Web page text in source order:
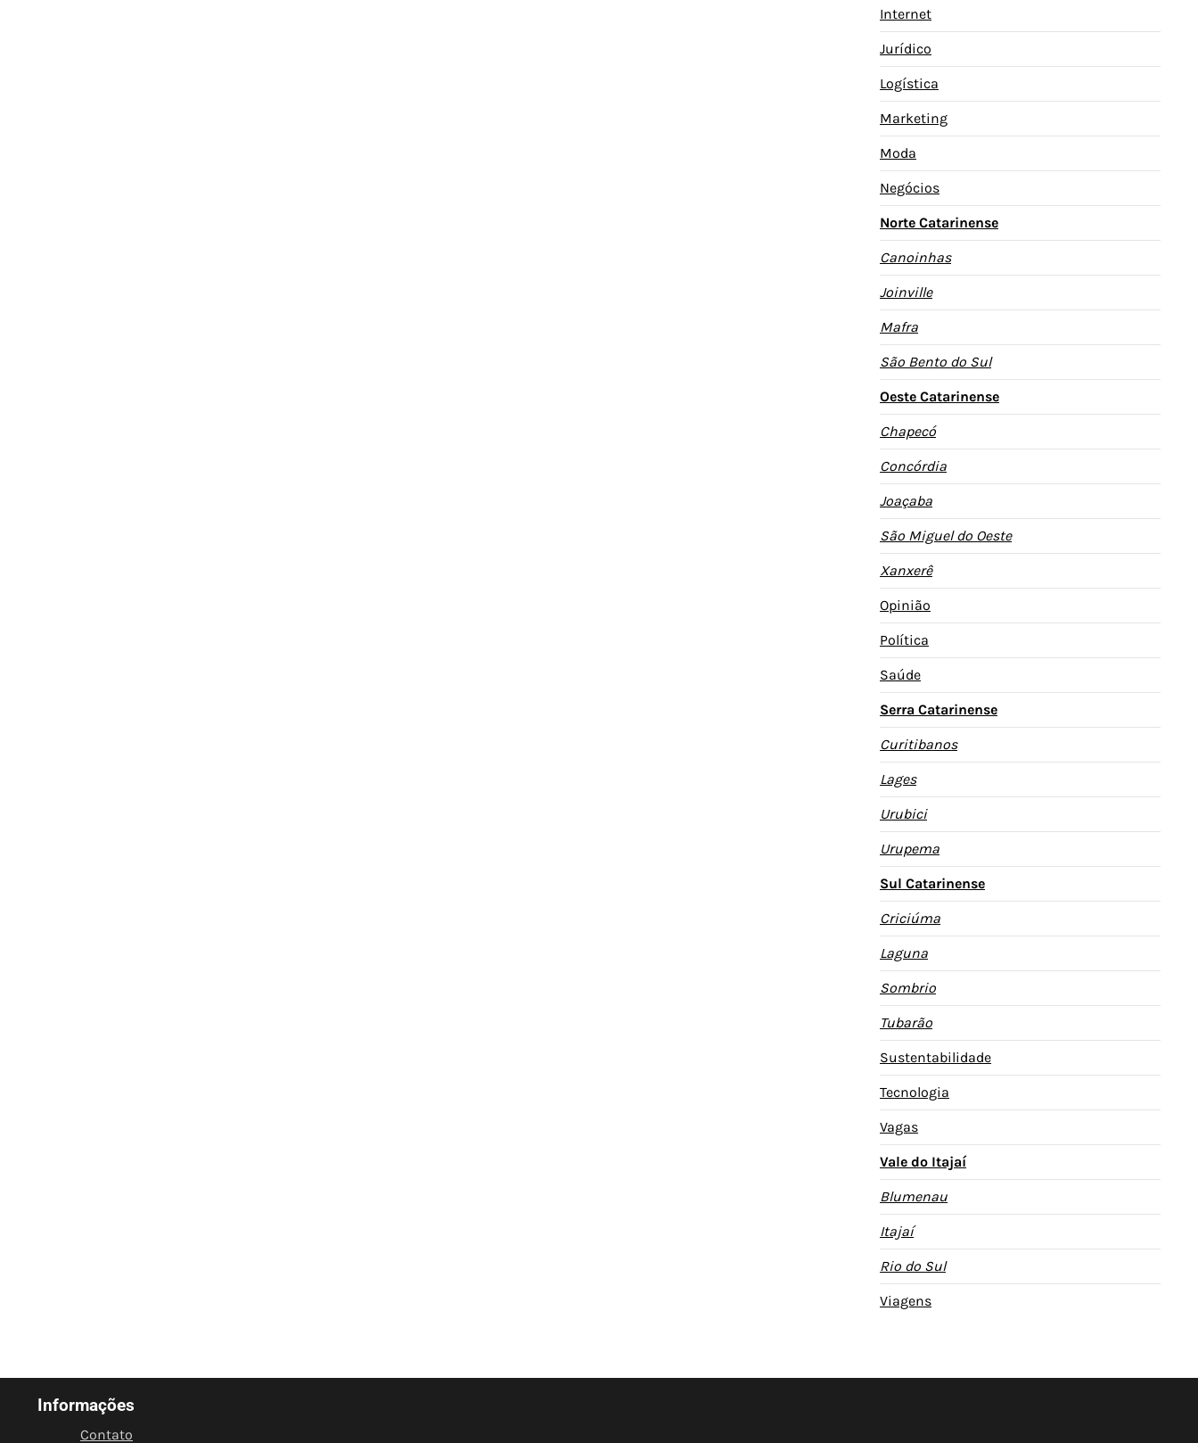
Internet
Jurídico
Logística
Marketing
Moda
Negócios
Norte Catarinense
Canoinhas
Joinville
Mafra
São Bento do Sul
Oeste Catarinense
Chapecó
Concórdia
Joaçaba
São Miguel do Oeste
Xanxerê
Opinião
Política
Saúde
Serra Catarinense
Curitibanos
Lages
Urubici
Urupema
Sul Catarinense
Criciúma
Laguna
Sombrio
Tubarão
Sustentabilidade
Tecnologia
Vagas
Vale do Itajaí
Blumenau
Itajaí
Rio do Sul
Viagens
Informações
Contato